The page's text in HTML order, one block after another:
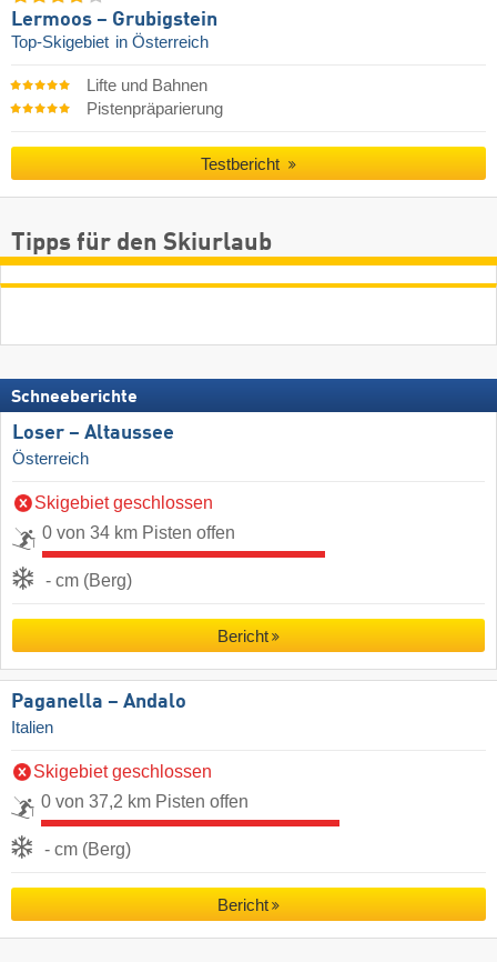
Lermoos – Grubigstein
Top-Skigebiet in Österreich
Lifte und Bahnen
Pistenpräparierung
Testbericht
Tipps für den Skiurlaub
Schneeberichte
Loser – Altaussee
Österreich
Skigebiet geschlossen
0 von 34 km Pisten offen
- cm (Berg)
Bericht
Paganella – Andalo
Italien
Skigebiet geschlossen
0 von 37,2 km Pisten offen
- cm (Berg)
Bericht